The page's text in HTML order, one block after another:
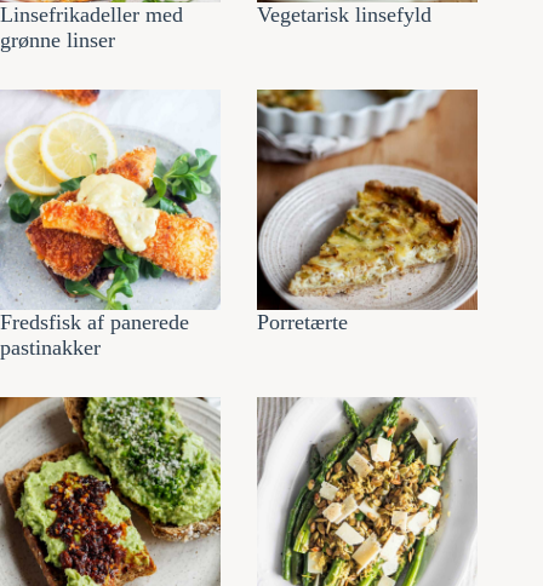
Linsefrikadeller med
grønne linser
Vegetarisk linsefyld
Fredsfisk af panerede
pastinakker
Porretærte